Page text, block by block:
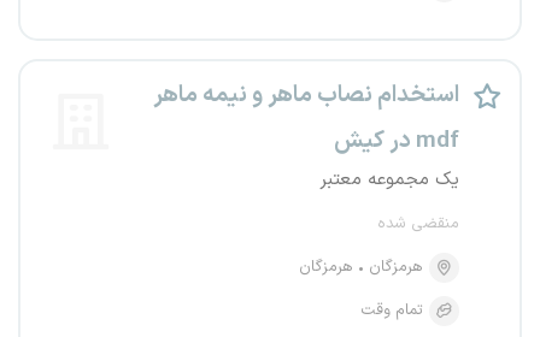
استخدام نصاب ماهر و نیمه ماهر
mdf در کیش
یک مجموعه معتبر
منقضی شده
هرمزگان
هرمزگان
تمام وقت